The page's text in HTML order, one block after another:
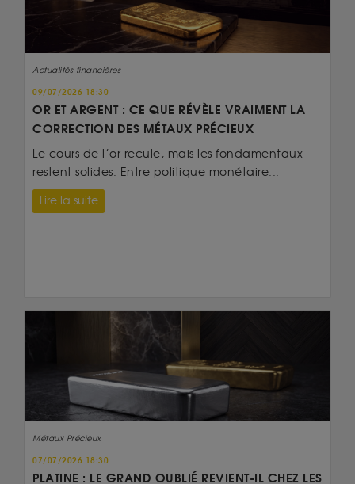
Actualités financières
09/07/2026 18:30
OR ET ARGENT : CE QUE RÉVÈLE VRAIMENT LA
CORRECTION DES MÉTAUX PRÉCIEUX
Le cours de l’or recule, mais les fondamentaux
restent solides. Entre politique monétaire...
Lire la suite
Métaux Précieux
07/07/2026 18:30
PLATINE : LE GRAND OUBLIÉ REVIENT-IL CHEZ LES